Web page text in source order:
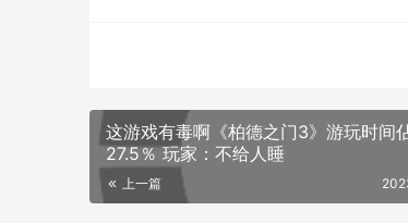
像的残酷挑战时，DementedEnjoyer
羔羊》有声书，偶尔看看《黑暗灵魂
UPDATE POST from the
这游戏有毒啊《柏德之门3》游玩时间
27.5％ 玩家：不给人睡
上一篇